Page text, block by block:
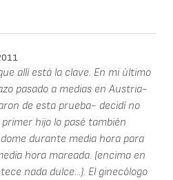
allí está la clave. En mi último
pasado a medias en Austria-
de esta prueba- decidí no
hijo lo pasé también
durante media hora para
hora mareada. (encima en
nada dulce...). El ginecólogo